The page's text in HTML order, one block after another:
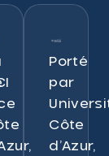
Porté
par
Côte
d’Azur,